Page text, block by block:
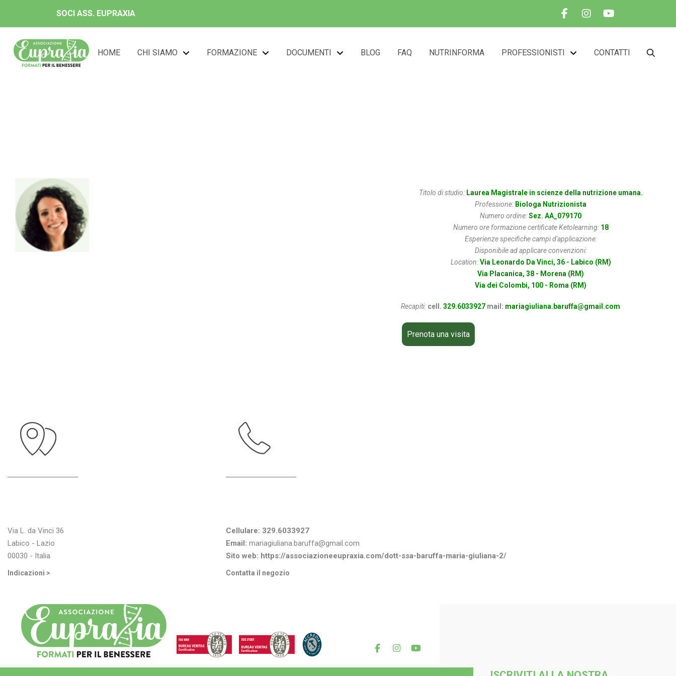
SOCI ASS. EUPRAXIA
HOME CHI SIAMO FORMAZIONE DOCUMENTI BLOG FAQ NUTRINFORMA PROFESSIONISTI CONTATTI
Titolo di studio:Laurea Magistrale in scienze della nutrizione umana.
Professione: Biologa Nutrizionista
Numero ordine:Sez. AA_079170
Numero ore formazione certificate Ketolearning:18
Esperienze specifiche campi d'applicazione:
Disponibile ad applicare convenzioni:
Location: Via Leonardo Da Vinci, 36 - Labico (RM)
Via Placanica, 38 - Morena (RM)
Via dei Colombi, 100 - Roma (RM)
Recapiti: cell. 329.6033927mail: mariagiuliana.baruffa@gmail.com
Prenota una visita
Via L. da Vinci 36
Labico - Lazio
00030 - Italia
Indicazioni >
Cellulare: 329.6033927
Email: mariagiuliana.baruffa@gmail.com
Sito web: https://associazioneeupraxia.com/dott-ssa-baruffa-maria-giuliana-2/
Contatta il negozio